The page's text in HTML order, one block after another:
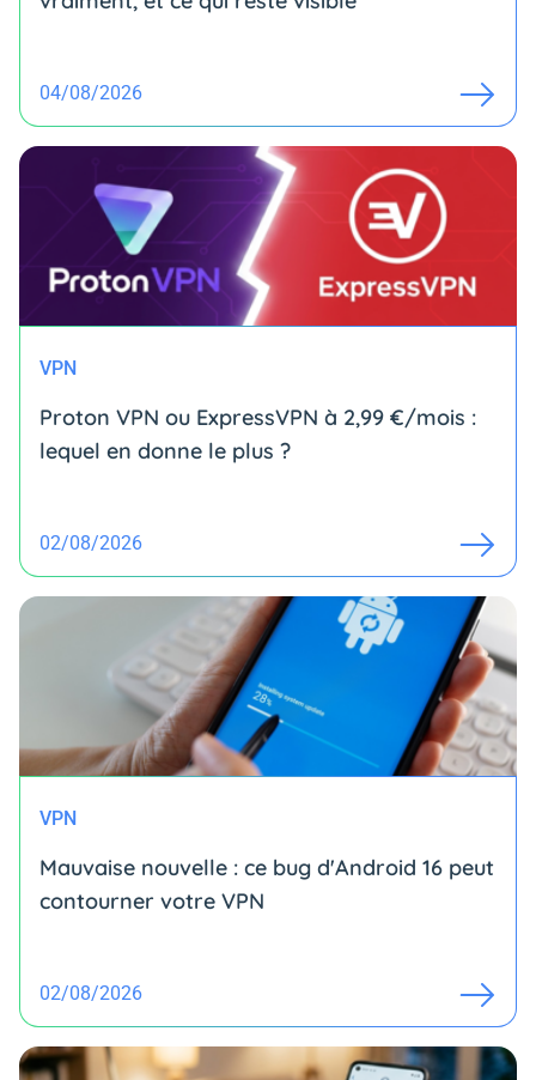
04/08/2026
VPN
Proton VPN ou ExpressVPN à 2,99 €/mois :
lequel en donne le plus ?
02/08/2026
VPN
Mauvaise nouvelle : ce bug d'Android 16 peut
contourner votre VPN
02/08/2026